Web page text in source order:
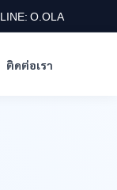
LINE: O.OLA
ติดต่อเรา